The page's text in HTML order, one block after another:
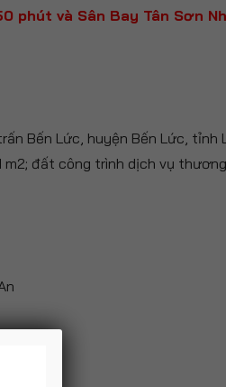
phút và Sân Bay Tân Sơn
Bến Lức, huyện Bến Lức, tỉnh
đất công trình dịch vụ